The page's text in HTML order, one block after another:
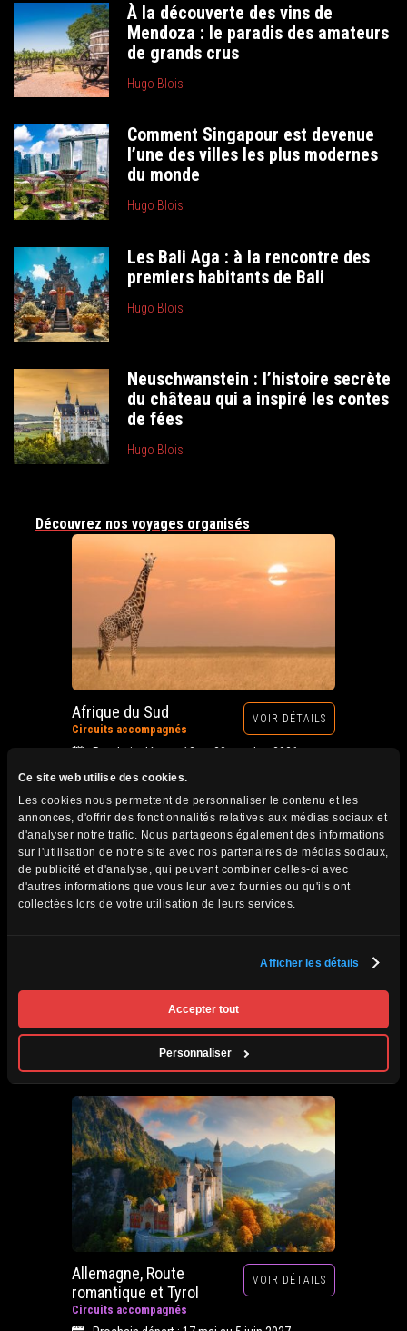
Ce site web utilise des cookies.
Les cookies nous permettent de personnaliser le contenu et les
annonces, d'offrir des fonctionnalités relatives aux médias sociaux et
d'analyser notre trafic. Nous partageons également des informations
sur l'utilisation de notre site avec nos partenaires de médias sociaux,
de publicité et d'analyse, qui peuvent combiner celles-ci avec
d'autres informations que vous leur avez fournies ou qu'ils ont
collectées lors de votre utilisation de leurs services.
Afficher les détails
Accepter tout
Personnaliser
À la découverte des vins de
Mendoza : le paradis des amateurs
de grands crus
Hugo Blois
Comment Singapour est devenue
l’une des villes les plus modernes
du monde
Hugo Blois
Les Bali Aga : à la rencontre des
premiers habitants de Bali
Hugo Blois
Neuschwanstein : l’histoire secrète
du château qui a inspiré les contes
de fées
Hugo Blois
Découvrez nos voyages organisés
Afrique du Sud
Circuits accompagnés
VOIR DÉTAILS
Prochain départ : 12 au 28 octobre 2026
Allemagne, Route
romantique et Tyrol
Circuits accompagnés
VOIR DÉTAILS